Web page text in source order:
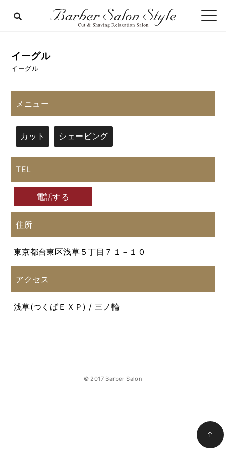
イーグル
イーグル
メニュー
カット シェービング
TEL
電話する
住所
東京都台東区浅草５丁目７１－１０
アクセス
浅草(つくばＥＸＰ) / 三ノ輪
© 2017 Barber Salon
↑